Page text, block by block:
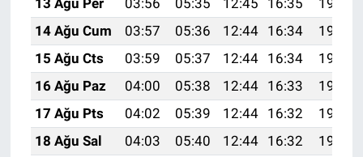
14 Ağu Cum
03:57 05:36 12:44 16:34
19:43
15 Ağu Cts
03:59 05:37 12:44 16:34
19:42
16 Ağu Paz
04:00 05:38 12:44 16:33
19:41
17 Ağu Pts
04:02 05:39 12:44 16:32
19:39
18 Ağu Sal
04:03 05:40 12:44 16:32
19:38